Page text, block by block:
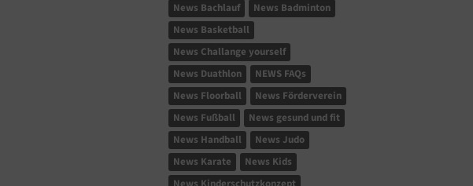
News Bachlauf
News Badminton
News Basketball
News Challange yourself
News Duathlon
NEWS FAQs
News Floorball
News Förderverein
News Fußball
News gesund und fit
News Handball
News Judo
News Karate
News Kids